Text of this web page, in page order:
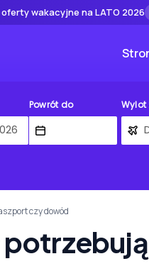
wakacyjne na LATO 2026
Powrót do Wylot
czy dowód